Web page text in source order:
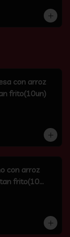
con arroz
frito(10un)
con arroz
frito(10